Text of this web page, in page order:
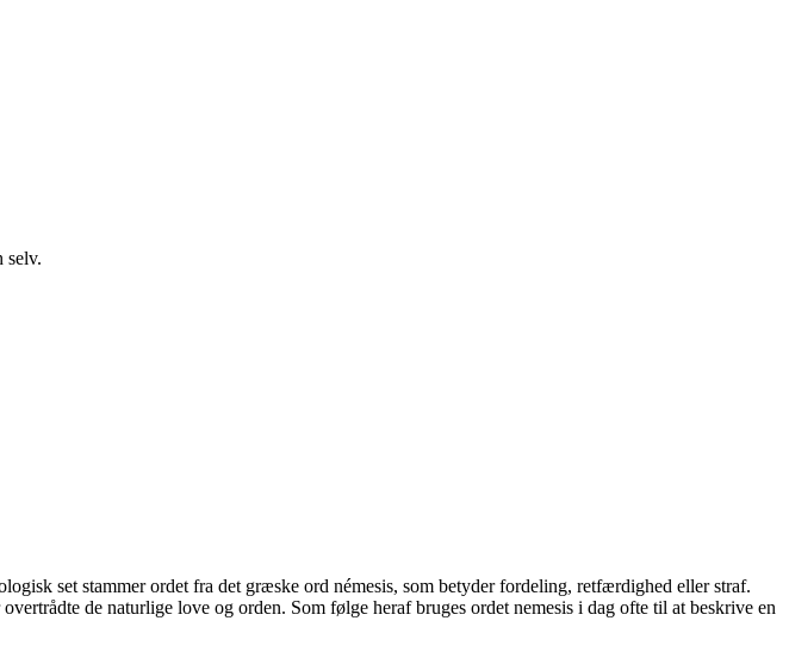
selv.
set stammer ordet fra det græske ord némesis, som betyder fordeling, retfærdighed eller straf.
de naturlige love og orden. Som følge heraf bruges ordet nemesis i dag ofte til at beskrive en